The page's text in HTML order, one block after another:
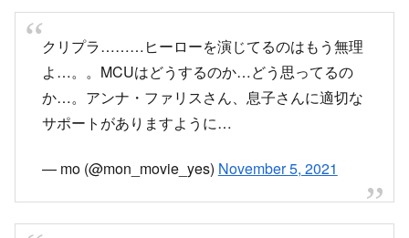
クリプラ………ヒーローを演じてるのはもう無理
よ…。。MCUはどうするのか…どう思ってるの
か…。アンナ・ファリスさん、息子さんに適切な
サポートがありますように…
— mo (@mon_movie_yes) November 5, 2021